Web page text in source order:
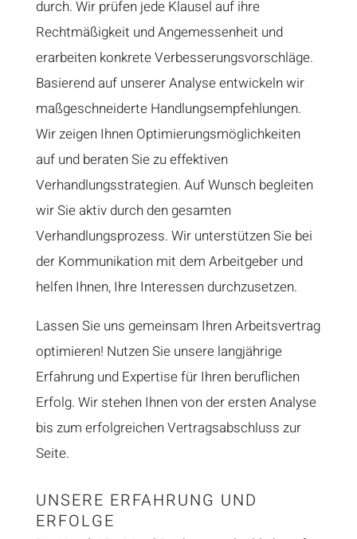
durch. Wir prüfen jede Klausel auf ihre
Rechtmäßigkeit und Angemessenheit und
erarbeiten konkrete Verbesserungsvorschläge.
Basierend auf unserer Analyse entwickeln wir
maßgeschneiderte Handlungsempfehlungen.
Wir zeigen Ihnen Optimierungsmöglichkeiten
auf und beraten Sie zu effektiven
Verhandlungsstrategien. Auf Wunsch begleiten
wir Sie aktiv durch den gesamten
Verhandlungsprozess. Wir unterstützen Sie bei
der Kommunikation mit dem Arbeitgeber und
helfen Ihnen, Ihre Interessen durchzusetzen.
Lassen Sie uns gemeinsam Ihren Arbeitsvertrag
optimieren! Nutzen Sie unsere langjährige
Erfahrung und Expertise für Ihren beruflichen
Erfolg. Wir stehen Ihnen von der ersten Analyse
bis zum erfolgreichen Vertragsabschluss zur
Seite.
UNSERE ERFAHRUNG UND
ERFOLGE